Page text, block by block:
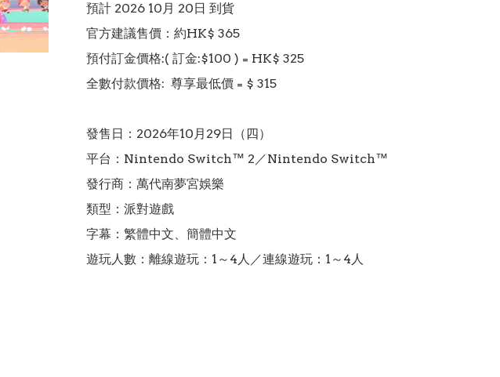
預計 2026 10月 20日 到貨
官方建議售價：約HK$ 365
預付訂金價格:( 訂金:$100 ) = HK$ 325
全數付款價格:  尊享最低價 = $ 315
發售日：2026年10月29日（四）
平台：Nintendo Switch™ 2／Nintendo Switch™
發行商：萬代南夢宮娛樂
類型：派對遊戲
字幕：繁體中文、簡體中文
遊玩人數：離線遊玩：1～4人／連線遊玩：1～4人